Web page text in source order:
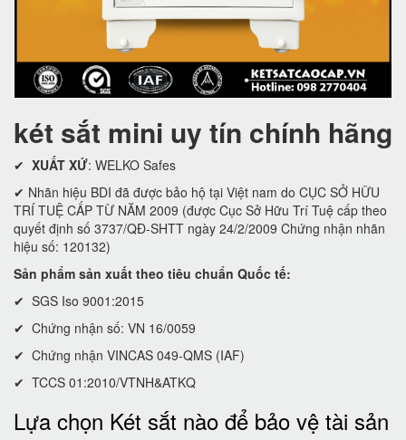
két sắt mini uy tín chính hãng
✔ XUẤT XỨ: WELKO Safes
✔ Nhãn hiệu BDI đã được bảo hộ tại Việt nam do CỤC SỞ HỮU
TRÍ TUỆ CẤP TỪ NĂM 2009 (được Cục Sở Hữu Trí Tuệ cấp theo
quyết định số 3737/QĐ-SHTT ngày 24/2/2009 Chứng nhận nhãn
hiệu số: 120132)
Sản phẩm sản xuất theo tiêu chuẩn Quốc tế:
✔ SGS Iso 9001:2015
✔ Chứng nhận số: VN 16/0059
✔ Chứng nhận VINCAS 049-QMS (IAF)
✔ TCCS 01:2010/VTNH&ATKQ
Lựa chọn Két sắt nào để bảo vệ tài sản